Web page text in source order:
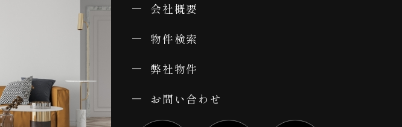
会社概要
物件検索
弊社物件
お問い合わせ